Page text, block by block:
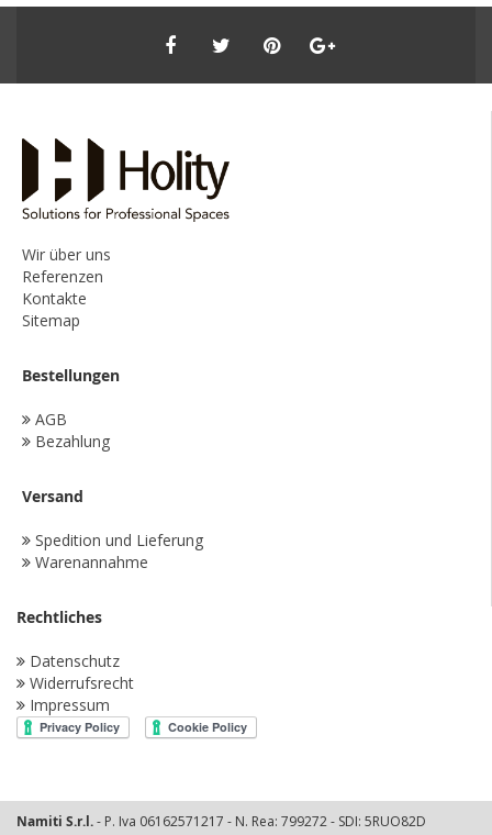
Wir über uns
Referenzen
Kontakte
Sitemap
Bestellungen
AGB
Bezahlung
Versand
Spedition und Lieferung
Warenannahme
Rechtliches
Datenschutz
Widerrufsrecht
Impressum
Namiti S.r.l.- P. Iva 06162571217 - N. Rea: 799272 - SDI: 5RUO82D